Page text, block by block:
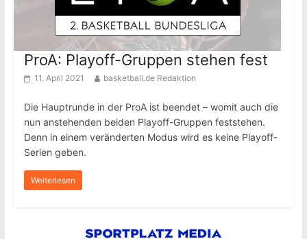
ProA: Playoff-Gruppen stehen fest
11. April 2021 basketball.de Redaktion
Die Hauptrunde in der ProA ist beendet – womit auch die
nun anstehenden beiden Playoff-Gruppen feststehen.
Denn in einem veränderten Modus wird es keine Playoff-
Serien geben.
Weiterlesen